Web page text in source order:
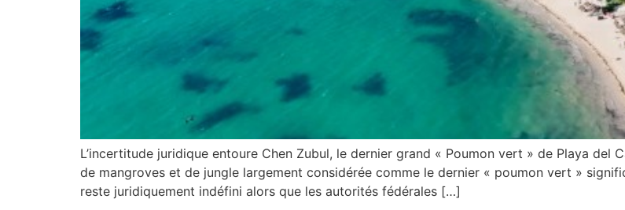
L’incertitude juridique entoure Chen Zubul, le dernier grand « Poumon vert » de Playa del
de mangroves et de jungle largement considérée comme le dernier « poumon vert »
reste juridiquement indéfini alors que les autorités fédérales […]